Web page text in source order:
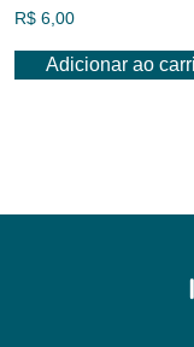
R$ 6,00
Adicionar ao